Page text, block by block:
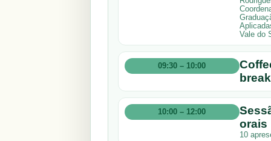
Vale do
09:30 – 10:00
break
10:00 – 12:00
orais
10